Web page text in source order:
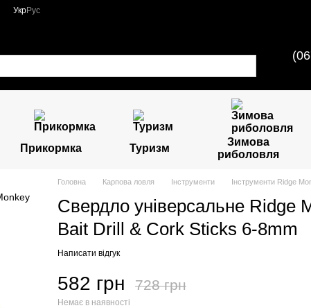
УкрРус
Прикормка Туризм
Зимова
риболовля
Головна Карпова ловля Інструменти Інструменти Ridge
Свердло універсальне Ridge
Bait Drill & Cork Sticks 6-8mm
Написати відгук
582 грн 728 грн
Немає в наявності